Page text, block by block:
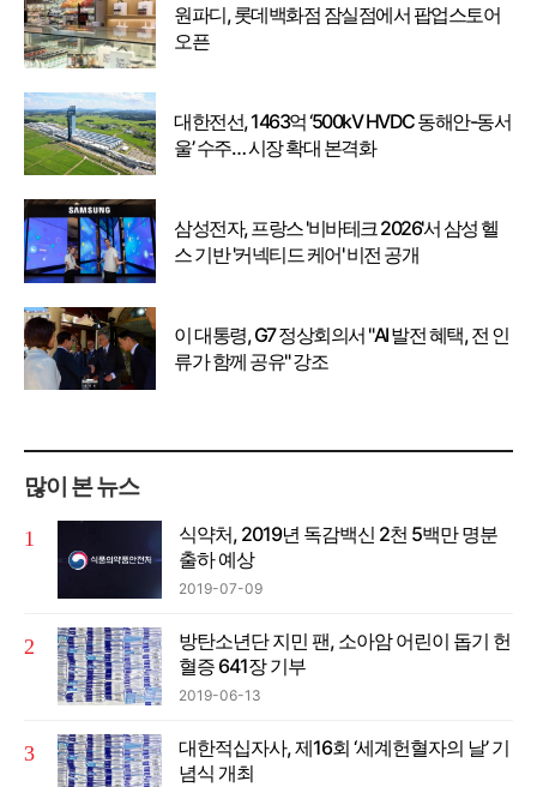
원파디, 롯데백화점 잠실점에서 팝업스토어
오픈
대한전선, 1463억 ‘500kV HVDC 동해안-동서
울’ 수주… 시장 확대 본격화
삼성전자, 프랑스 '비바테크 2026'서 삼성 헬
스 기반 '커넥티드 케어' 비전 공개
이 대통령, G7 정상회의서 "AI 발전 혜택, 전 인
류가 함께 공유" 강조
많이 본 뉴스
식약처, 2019년 독감백신 2천 5백만 명분
출하 예상
2019-07-09
방탄소년단 지민 팬, 소아암 어린이 돕기 헌
혈증 641장 기부
2019-06-13
대한적십자사, 제16회 ‘세계헌혈자의 날’ 기
념식 개최